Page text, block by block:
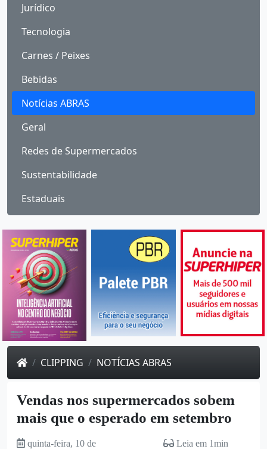
Jurídico
Tecnologia
Carnes / Peixes
Bebidas
Notícias ABRAS
Geral
Redes de Supermercados
Sustentabilidade
Estaduais
CLIPPING NOTÍCIAS ABRAS
Vendas nos supermercados sobem
mais que o esperado em setembro
quinta-feira, 10 de
Leia em 1min